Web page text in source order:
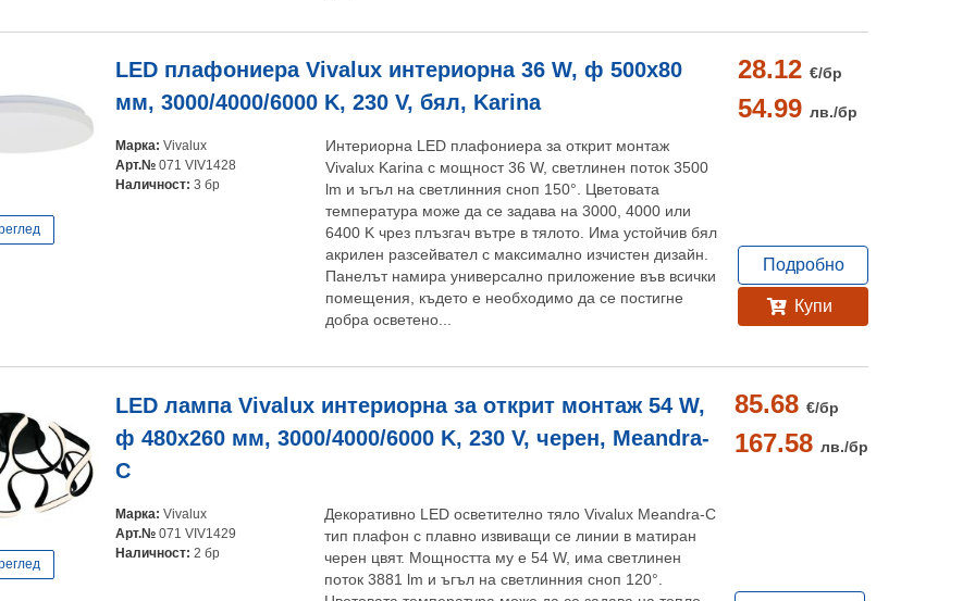
LED плафониера Vivalux интериорна 36 W, ф 500x80
мм, 3000/4000/6000 K, 230 V, бял, Karina
Марка: Vivalux
Арт.№ 071 VIV1428
Наличност: 3 бр
Интериорна LED плафониера за открит монтаж
Vivalux Karina с мощност 36 W, светлинен поток 3500
lm и ъгъл на светлинния сноп 150°. Цветовата
температура може да се задава на 3000, 4000 или
6400 K чрез плъзгач вътре в тялото. Има устойчив бял
акрилен разсейвател с максимално изчистен дизайн.
Панелът намира универсално приложение във всички
помещения, където е необходимо да се постигне
добра осветено...
28.12 €/бр
54.99 лв./бр
Подробно
Купи
LED лампа Vivalux интериорна за открит монтаж 54 W,
ф 480x260 мм, 3000/4000/6000 K, 230 V, черен, Meandra-
C
Марка: Vivalux
Арт.№ 071 VIV1429
Наличност: 2 бр
Декоративно LED осветително тяло Vivalux Meandra-C
тип плафон с плавно извиващи се линии в матиран
черен цвят. Мощността му е 54 W, има светлинен
поток 3881 lm и ъгъл на светлинния сноп 120°.
85.68 €/бр
167.58 лв./бр